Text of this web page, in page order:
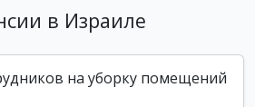
в Израиле
на уборку помещений